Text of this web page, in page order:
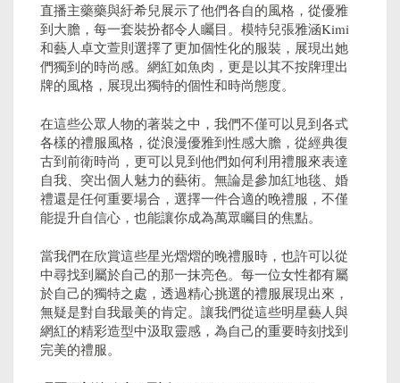
直播主藥藥與紆希兒展示了他們各自的風格，從優雅
到大膽，每一套裝扮都令人矚目。模特兒張雅涵Kimi
和藝人卓文萱則選擇了更加個性化的服裝，展現出她
們獨到的時尚感。網紅如魚肉，更是以其不按牌理出
牌的風格，展現出獨特的個性和時尚態度。
在這些公眾人物的著裝之中，我們不僅可以見到各式
各樣的禮服風格，從浪漫優雅到性感大膽，從經典復
古到前衛時尚，更可以見到他們如何利用禮服來表達
自我、突出個人魅力的藝術。無論是參加紅地毯、婚
禮還是任何重要場合，選擇一件合適的晚禮服，不僅
能提升自信心，也能讓你成為萬眾矚目的焦點。
當我們在欣賞這些星光熠熠的晚禮服時，也許可以從
中尋找到屬於自己的那一抹亮色。每一位女性都有屬
於自己的獨特之處，透過精心挑選的禮服展現出來，
無疑是對自我最美的肯定。讓我們從這些明星藝人與
網紅的精彩造型中汲取靈感，為自己的重要時刻找到
完美的禮服。